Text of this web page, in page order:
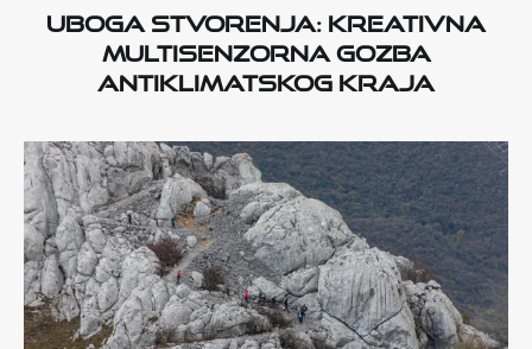
Uboga stvorenja: Kreativna
multisenzorna gozba
antiklimatskog kraja